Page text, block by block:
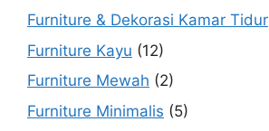
Furniture & Dekorasi Kamar Tidur
Furniture Kayu (12)
Furniture Mewah (2)
Furniture Minimalis (5)